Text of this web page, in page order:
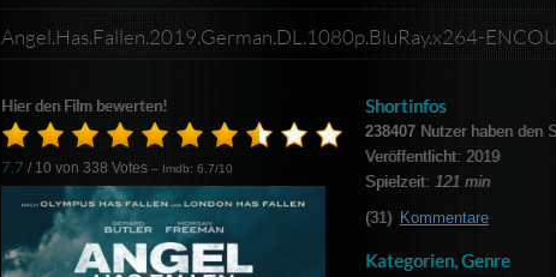
Angel.Has.Fallen.2019.German.DL.1080p.BluRay.x264-
Hier den Film bewerten!
7.7 / 10 von338 Votes – Imdb: 6.7/10
Shortinfos
238407Nutzer haben den
Veröffentlicht: 2019
Spielzeit: 121 min
(31) Kommentare
Kategorien, Genre